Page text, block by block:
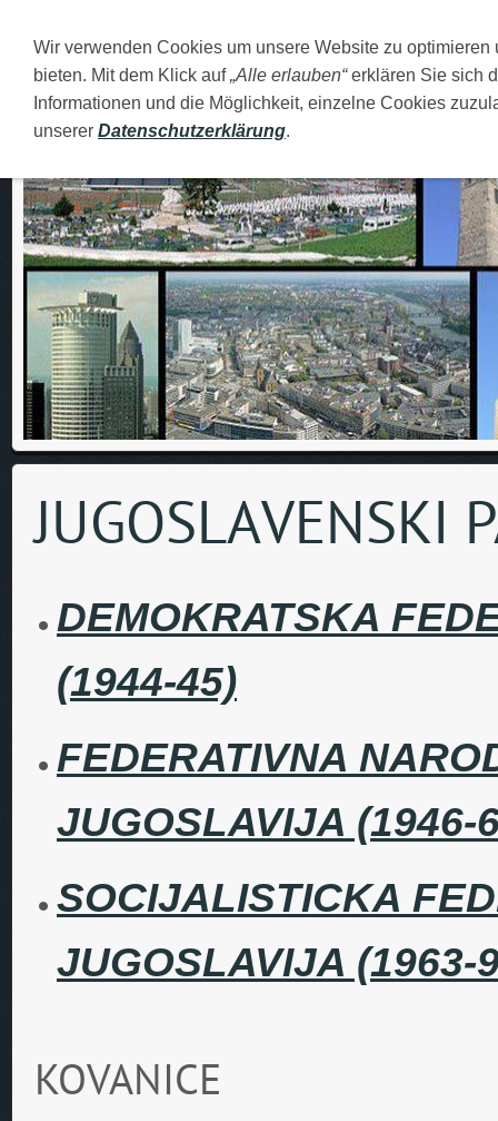
DEUTSCH O MENI FAMILIJA MOJI GRADOVI
JUGOSLAVENSKI
DEMOKRATSKA
(1944-45)
FEDERATIVNA
JUGOSLAVIJA (1946-
SOCIJALISTICKA
JUGOSLAVIJA (1963-
KOVANICE
Wir verwenden Cookies um unsere Website zu
bieten. Mit dem Klick auf„Alle erlauben“erklären Sie sich
Informationen und die Möglichkeit, einzelne Cookies
unserer Datenschutzerklärung.